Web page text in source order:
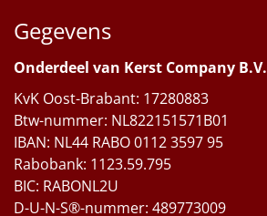
Gegevens
Onderdeel van Kerst Company B.V.
KvK Oost-Brabant: 17280883
Btw-nummer: NL822151571B01
IBAN: NL44 RABO 0112 3597 95
Rabobank: 1123.59.795
BIC: RABONL2U
D-U-N-S®-nummer: 489773009